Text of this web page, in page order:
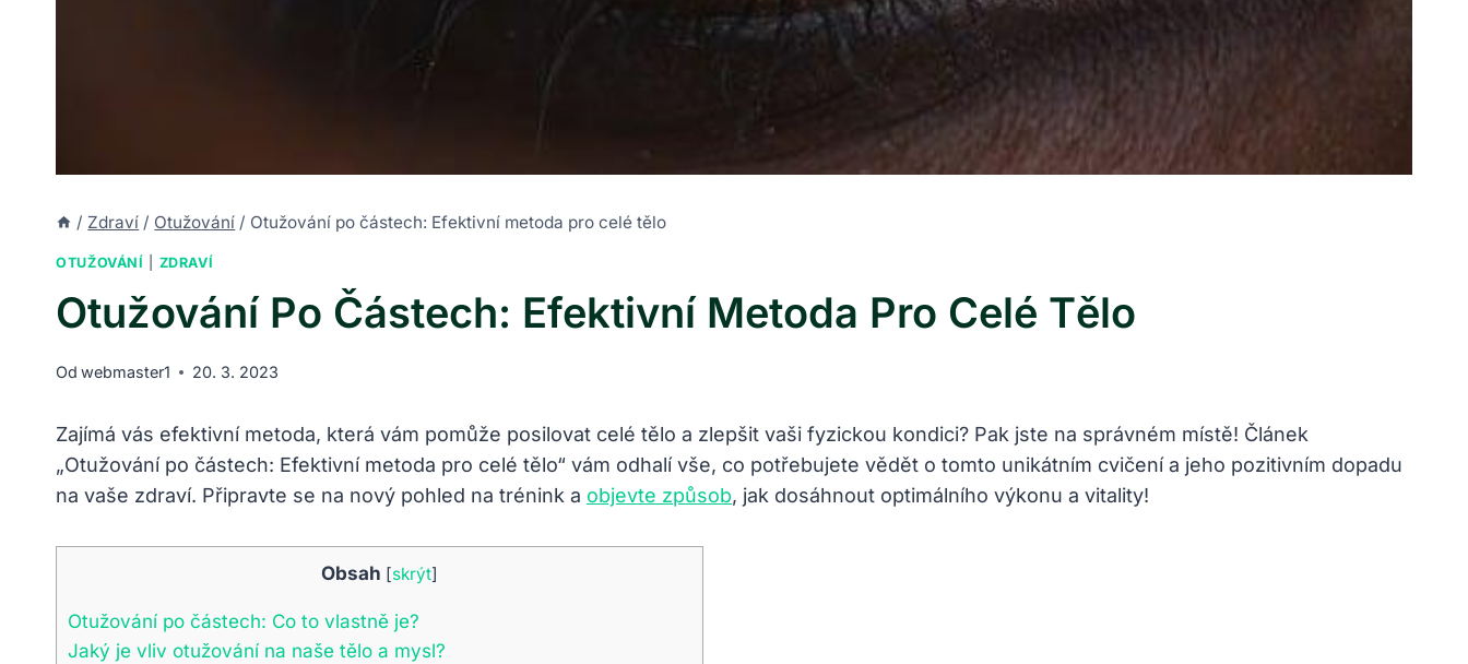
/ Zdraví / Otužování / Otužování po částech: Efektivní metoda pro celé tělo
OTUŽOVÁNÍ ZDRAVÍ
Otužování Po Částech: Efektivní Metoda Pro Celé Tělo
Od webmaster1 20. 3. 2023
Zajímá ​vás‌ efektivní metoda, která vám ⁣pomůže posilovat ‍celé tělo⁢ a⁣ zlepšit ‌vaši fyzickou kondici? Pak ⁢jste na správném‌ místě! Článek
„Otužování po částech:‍ Efektivní metoda pro⁤ celé ‍tělo“⁢ vám odhalí⁣ vše, ‍co potřebujete vědět o tomto⁤ unikátním cvičení a jeho ‍pozitivním dopadu⁣
na vaše zdraví. Připravte se ⁢na ​nový ​pohled na trénink a objevte způsob, jak ⁢dosáhnout optimálního výkonu ‍a vitality!
Obsah [skrýt]
Otužování po částech: Co to vlastně je?
Jaký je vliv otužování na naše tělo a mysl?